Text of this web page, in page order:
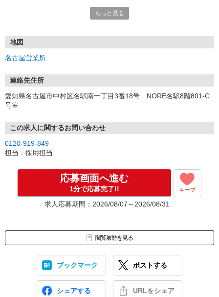
①応募から3営業日を目安に、メールorお電話でご連絡します。
★スマホでWEB面接（LINEなど）・出張面接・事務所面接と選べま
す
③面接実施（履歴書不要）
④勤務開始（スタート日は応相談）
お気軽にご応募ください♪
もっと見る
地図
名古屋営業所
連絡先住所
愛知県名古屋市中村区名駅南一丁目3番18号 NORE名駅8階801-C
号室
この求人に関するお問い合わせ
0120-919-849
担当：採用担当
応募画面へ進む
1分で応募完了!! キープ
求人応募期間：2026/08/07～2026/08/31
閲覧履歴を見る
ブックマーク ポストする
シェアする URLをシェア